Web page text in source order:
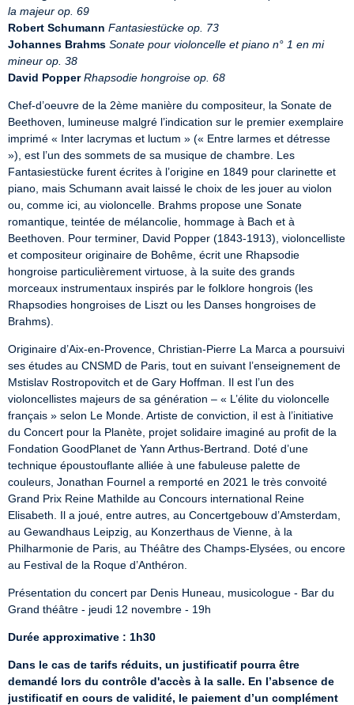
la majeur op. 69
Robert Schumann Fantasiestücke op. 73
Johannes Brahms Sonate pour violoncelle et piano n° 1 en mi
mineur op. 38
David Popper Rhapsodie hongroise op. 68
Chef-d’oeuvre de la 2ème manière du compositeur, la Sonate de
Beethoven, lumineuse malgré l’indication sur le premier exemplaire
imprimé « Inter lacrymas et luctum » (« Entre larmes et détresse
»), est l’un des sommets de sa musique de chambre. Les
Fantasiestücke furent écrites à l’origine en 1849 pour clarinette et
piano, mais Schumann avait laissé le choix de les jouer au violon
ou, comme ici, au violoncelle. Brahms propose une Sonate
romantique, teintée de mélancolie, hommage à Bach et à
Beethoven. Pour terminer, David Popper (1843-1913), violoncelliste
et compositeur originaire de Bohême, écrit une Rhapsodie
hongroise particulièrement virtuose, à la suite des grands
morceaux instrumentaux inspirés par le folklore hongrois (les
Rhapsodies hongroises de Liszt ou les Danses hongroises de
Brahms).
Originaire d’Aix-en-Provence, Christian-Pierre La Marca a poursuivi
ses études au CNSMD de Paris, tout en suivant l’enseignement de
Mstislav Rostropovitch et de Gary Hoffman. Il est l’un des
violoncellistes majeurs de sa génération – « L’élite du violoncelle
français » selon Le Monde. Artiste de conviction, il est à l’initiative
du Concert pour la Planète, projet solidaire imaginé au profit de la
Fondation GoodPlanet de Yann Arthus-Bertrand. Doté d’une
technique époustouflante alliée à une fabuleuse palette de
couleurs, Jonathan Fournel a remporté en 2021 le très convoité
Grand Prix Reine Mathilde au Concours international Reine
Elisabeth. Il a joué, entre autres, au Concertgebouw d’Amsterdam,
au Gewandhaus Leipzig, au Konzerthaus de Vienne, à la
Philharmonie de Paris, au Théâtre des Champs-Elysées, ou encore
au Festival de la Roque d’Anthéron.
Présentation du concert par Denis Huneau, musicologue - Bar du
Grand théâtre - jeudi 12 novembre - 19h
Durée approximative : 1h30
Dans le cas de tarifs réduits, un justificatif pourra être
demandé lors du contrôle d'accès à la salle. En l’absence de
justificatif en cours de validité, le paiement d’un complément